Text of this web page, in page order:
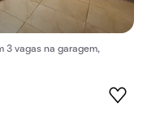
3 vagas na garagem,